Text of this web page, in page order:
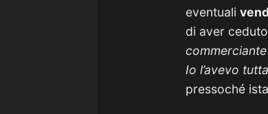
eventuali
di aver
Io l’avevo
pressoché